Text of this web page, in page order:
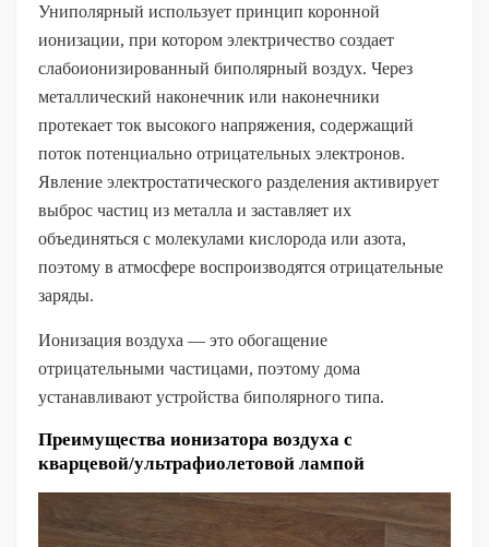
Униполярный использует принцип коронной
ионизации, при котором электричество создает
слабоионизированный биполярный воздух. Через
металлический наконечник или наконечники
протекает ток высокого напряжения, содержащий
поток потенциально отрицательных электронов.
Явление электростатического разделения активирует
выброс частиц из металла и заставляет их
объединяться с молекулами кислорода или азота,
поэтому в атмосфере воспроизводятся отрицательные
заряды.
Ионизация воздуха — это обогащение
отрицательными частицами, поэтому дома
устанавливают устройства биполярного типа.
Преимущества ионизатора воздуха с
кварцевой/ультрафиолетовой лампой